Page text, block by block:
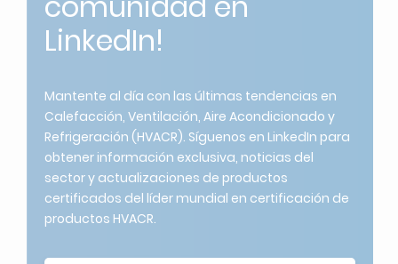
LinkedIn!
Calefacción, Ventilación, Aire Acondicionado y
Refrigeración (HVACR). Síguenos en LinkedIn para
obtener información exclusiva, noticias del
sector y actualizaciones de productos
certificados del líder mundial en certificación de
productos HVACR.
Síguenos en LinkedIn 🔗